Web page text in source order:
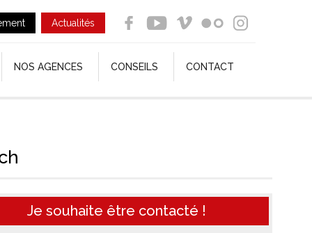
Actualités
NOS AGENCES CONSEILS CONTACT
Je souhaite être contacté !